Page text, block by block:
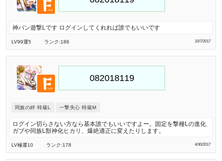
神パン遊撃Lです ログインしてくれれば誰でもいいです
LV99運5 ランク:186 10/7/2017
同族の絆 特級L 一撃失心 特級M
ログイン切らさない方なら基本誰でもいいですよー。固定を撃種Lの進化
ガブや同族L獣神化ヒカリ、爆絶適正に変えたりします。
LV極運10 ランク:178 4/30/2017